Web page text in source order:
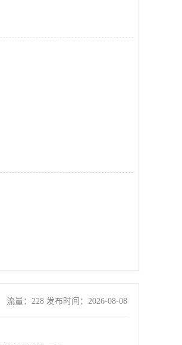
流量：228 发布时间：2026-08-08